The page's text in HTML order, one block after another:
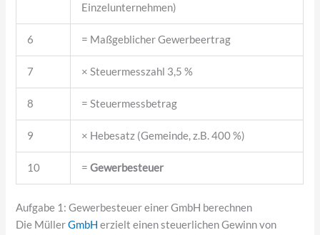
Einzelunternehmen)
6 = Maßgeblicher Gewerbeertrag
7 × Steuermesszahl 3,5 %
8 = Steuermessbetrag
9 × Hebesatz (Gemeinde, z.B. 400 %)
10 =Gewerbesteuer
Aufgabe 1: Gewerbesteuer einer GmbH berechnen
Die MüllerGmbH erzielt einen steuerlichen Gewinn von